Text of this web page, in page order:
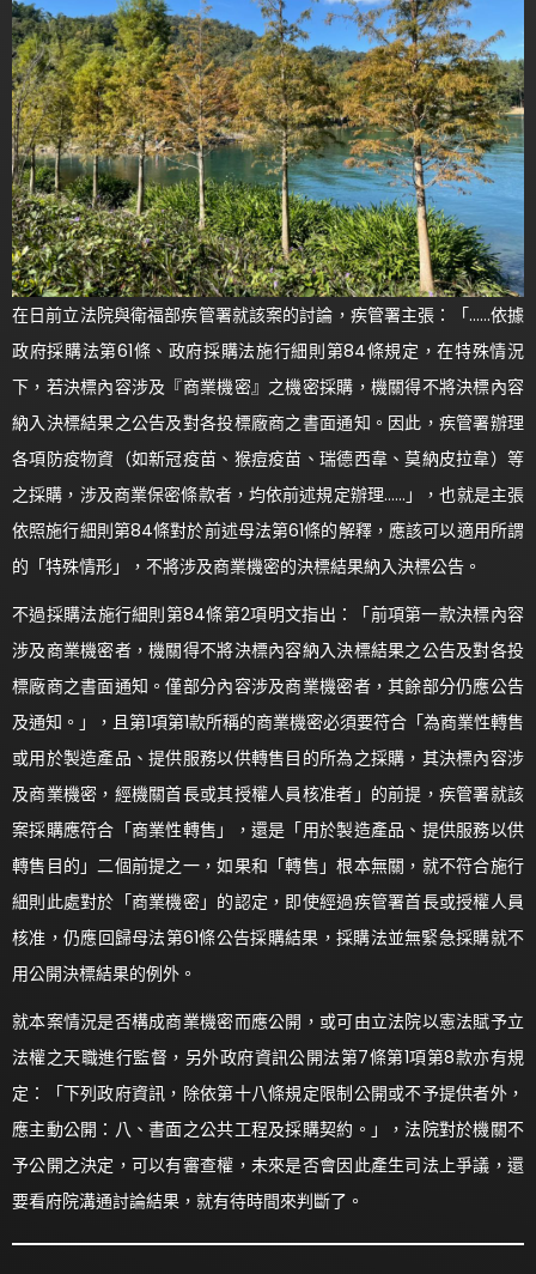
在日前立法院與衛福部疾管署就該案的討論，疾管署主張：「……依據
政府採購法第61條、政府採購法施行細則第84條規定，在特殊情況
下，若決標內容涉及『商業機密』之機密採購，機關得不將決標內容
納入決標結果之公告及對各投標廠商之書面通知。因此，疾管署辦理
各項防疫物資（如新冠疫苗、猴痘疫苗、瑞德西韋、莫納皮拉韋）等
之採購，涉及商業保密條款者，均依前述規定辦理……」，也就是主張
依照施行細則第84條對於前述母法第61條的解釋，應該可以適用所謂
的「特殊情形」，不將涉及商業機密的決標結果納入決標公告。
不過採購法施行細則第84條第2項明文指出：「前項第一款決標內容
涉及商業機密者，機關得不將決標內容納入決標結果之公告及對各投
標廠商之書面通知。僅部分內容涉及商業機密者，其餘部分仍應公告
及通知。」，且第1項第1款所稱的商業機密必須要符合「為商業性轉售
或用於製造產品、提供服務以供轉售目的所為之採購，其決標內容涉
及商業機密，經機關首長或其授權人員核准者」的前提，疾管署就該
案採購應符合「商業性轉售」，還是「用於製造產品、提供服務以供
轉售目的」二個前提之一，如果和「轉售」根本無關，就不符合施行
細則此處對於「商業機密」的認定，即使經過疾管署首長或授權人員
核准，仍應回歸母法第61條公告採購結果，採購法並無緊急採購就不
用公開決標結果的例外。
就本案情況是否構成商業機密而應公開，或可由立法院以憲法賦予立
法權之天職進行監督，另外政府資訊公開法第7條第1項第8款亦有規
定：「下列政府資訊，除依第十八條規定限制公開或不予提供者外，
應主動公開：八、書面之公共工程及採購契約。」，法院對於機關不
予公開之決定，可以有審查權，未來是否會因此產生司法上爭議，還
要看府院溝通討論結果，就有待時間來判斷了。